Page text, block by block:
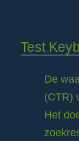
Test
De
(CTR)
Het